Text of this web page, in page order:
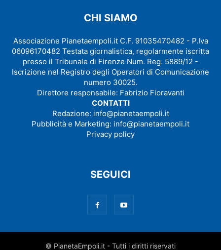
CHI SIAMO
Associazione Pianetaempoli.it C.F. 91035470482 - P.Iva
06096170482 Testata giornalistica, regolarmente iscritta
presso il Tribunale di Firenze Num. Reg. 5889/12 -
Iscrizione nel Registro degli Operatori di Comunicazione
numero 30025.
Direttore responsabile: Fabrizio Fioravanti
CONTATTI
Redazione: info@pianetaempoli.it
Pubblicità e Marketing: info@pianetaempoli.it
Privacy policy
SEGUICI
© PianetaEmpoli.it - Tutti i diritti riservati